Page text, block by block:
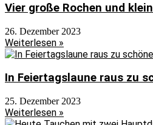
Vier große Rochen und
26. Dezember 2023
Weiterlesen »
In Feiertagslaune raus zu
25. Dezember 2023
Weiterlesen »